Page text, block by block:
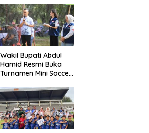
Wakil Bupati Abdul
Hamid Resmi Buka
Turnamen Mini Soccer